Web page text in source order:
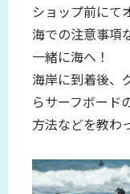
ショップ前にて
海での注意事項
一緒に海へ！
海岸に到着後、
らサーフボード
方法などを教わ